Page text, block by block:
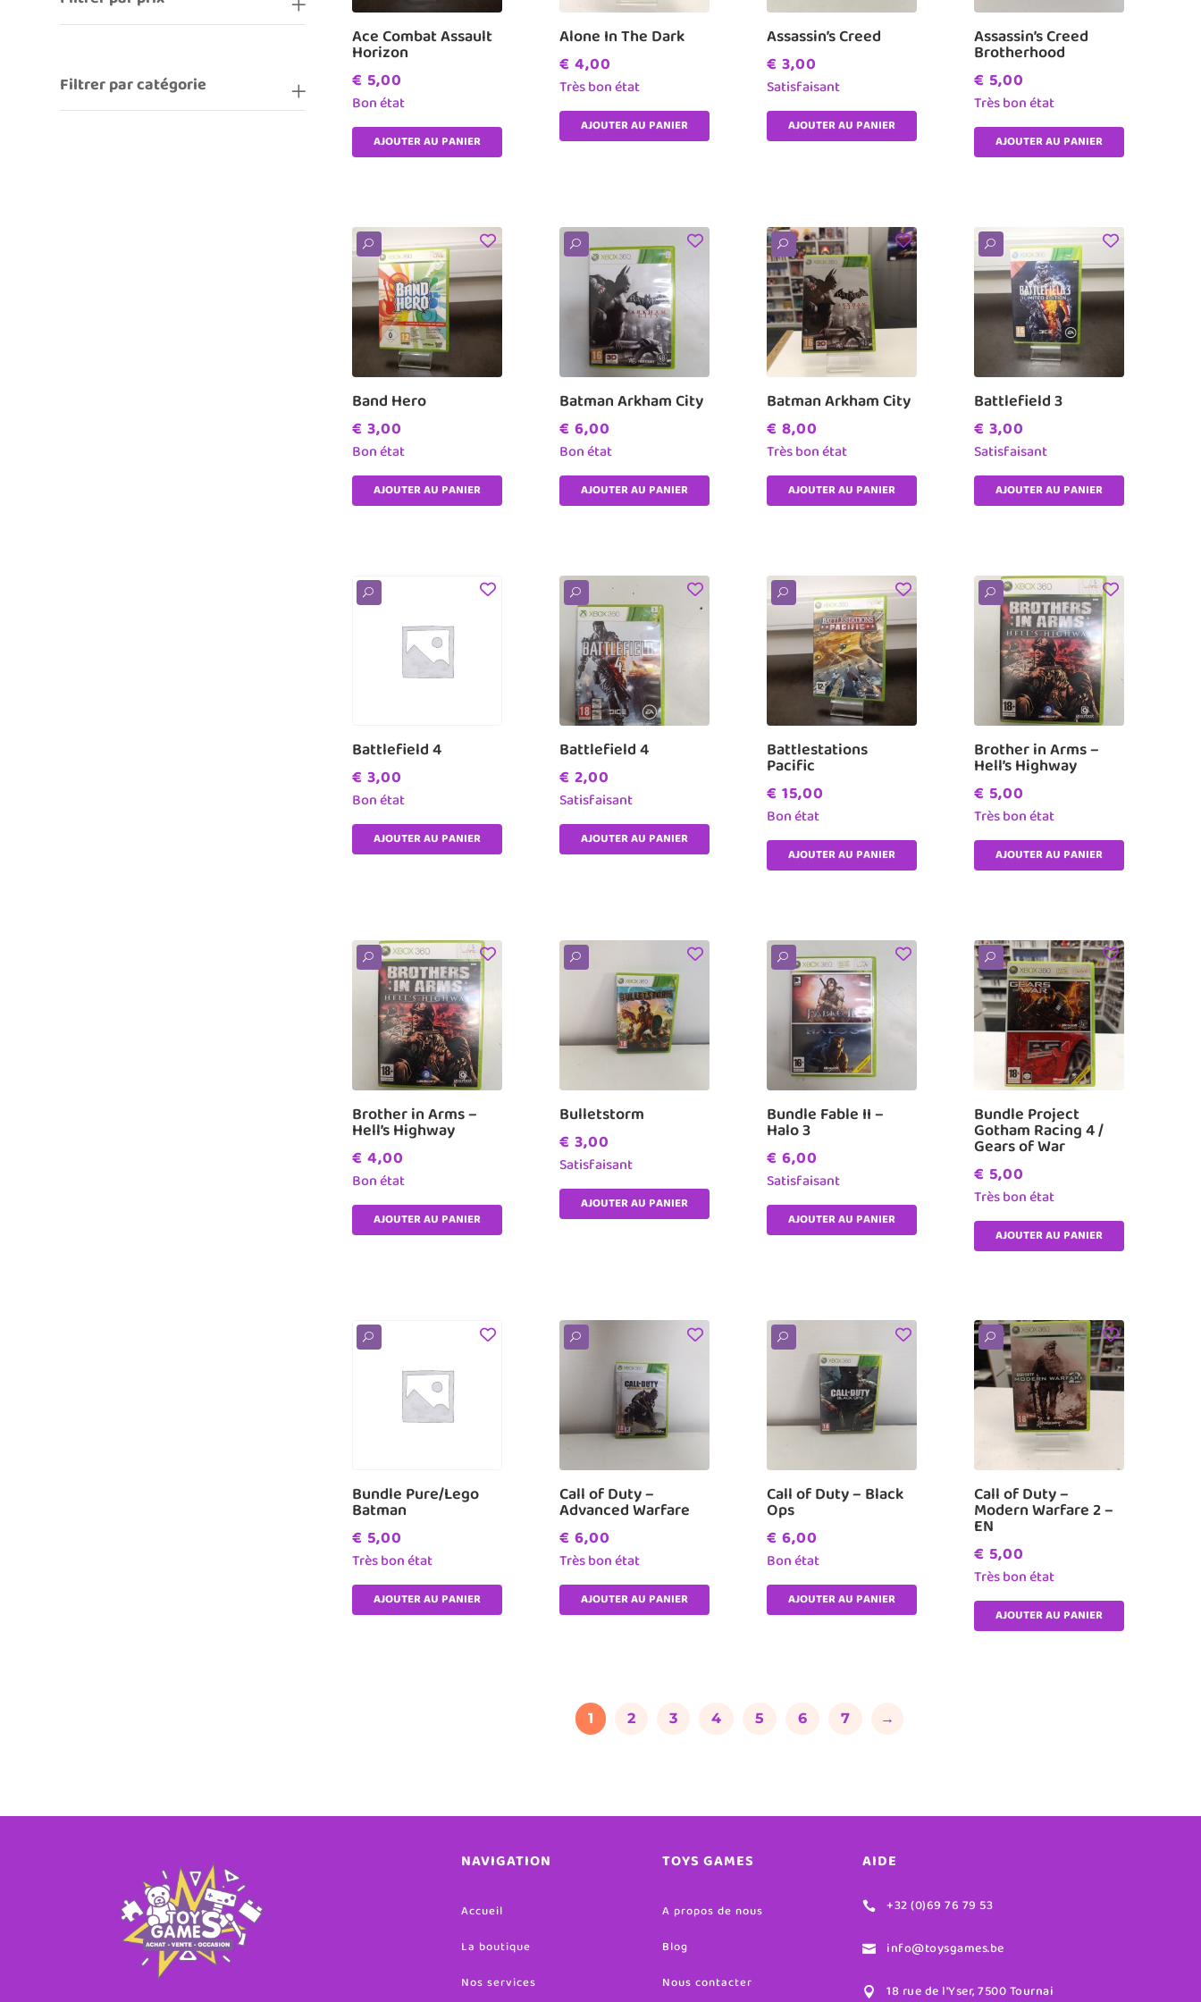
Filtrer par catégorie
Ace Combat Assault
Horizon
€ 5,00
Bon état
AJOUTER AU PANIER
Alone In The Dark
€ 4,00
Très bon état
AJOUTER AU PANIER
Assassin’s Creed
€ 3,00
Satisfaisant
AJOUTER AU PANIER
Assassin’s Creed
Brotherhood
€ 5,00
Très bon état
AJOUTER AU PANIER
Band Hero
€ 3,00
Bon état
U
AJOUTER AU PANIER
Batman Arkham City
€ 6,00
Bon état
U
AJOUTER AU PANIER
Batman Arkham City
€ 8,00
Très bon état
U
AJOUTER AU PANIER
Battlefield 3
€ 3,00
Satisfaisant
U
AJOUTER AU PANIER
Battlefield 4
€ 3,00
Bon état
U
AJOUTER AU PANIER
Battlefield 4
€ 2,00
Satisfaisant
U
AJOUTER AU PANIER
Battlestations
Pacific
€ 15,00
Bon état
U
AJOUTER AU PANIER
Brother in Arms –
Hell’s Highway
€ 5,00
Très bon état
U
AJOUTER AU PANIER
Brother in Arms –
Hell’s Highway
€ 4,00
Bon état
U
AJOUTER AU PANIER
Bulletstorm
€ 3,00
Satisfaisant
U
AJOUTER AU PANIER
Bundle Fable II –
Halo 3
€ 6,00
Satisfaisant
U
AJOUTER AU PANIER
Bundle Project
Gotham Racing 4 /
Gears of War
€ 5,00
Très bon état
U
AJOUTER AU PANIER
Bundle Pure/Lego
Batman
€ 5,00
Très bon état
U
AJOUTER AU PANIER
Call of Duty –
Advanced Warfare
€ 6,00
Très bon état
U
AJOUTER AU PANIER
Call of Duty – Black
Ops
€ 6,00
Bon état
U
AJOUTER AU PANIER
Call of Duty –
Modern Warfare 2 –
EN
€ 5,00
Très bon état
U
AJOUTER AU PANIER
1 2 3 4 5 6 7 →
NAVIGATION
Accueil
La boutique
Nos services
TOYS GAMES
A propos de nous
Blog
Nous contacter
AIDE
 +32 (0)69 76 79 53
 info@toysgames.be
 18 rue de l'Yser, 7500 Tournai